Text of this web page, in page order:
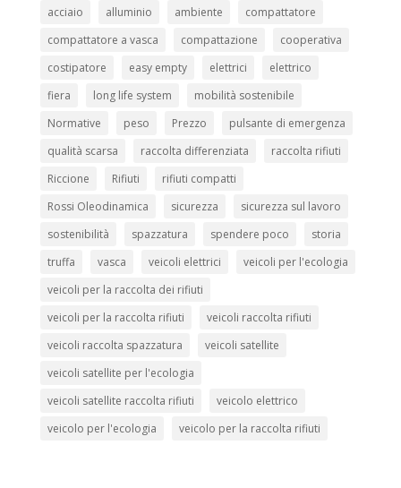
acciaio alluminio ambiente
compattatore
compattatore a vasca
compattazione
cooperativa
costipatore
easy empty elettrici
elettrico
fiera
long life system
mobilità sostenibile
Normative
peso Prezzo
pulsante di emergenza
qualità scarsa
raccolta differenziata
raccolta rifiuti
Riccione
Rifiuti
rifiuti compatti
Rossi Oleodinamica
sicurezza
sicurezza sul lavoro
sostenibilità
spazzatura spendere poco
storia
truffa
vasca veicoli elettrici
veicoli per l'ecologia
veicoli per la raccolta dei rifiuti
veicoli per la raccolta rifiuti
veicoli raccolta rifiuti
veicoli raccolta spazzatura
veicoli satellite
veicoli satellite per l'ecologia
veicoli satellite raccolta rifiuti
veicolo elettrico
veicolo per l'ecologia
veicolo per la raccolta rifiuti